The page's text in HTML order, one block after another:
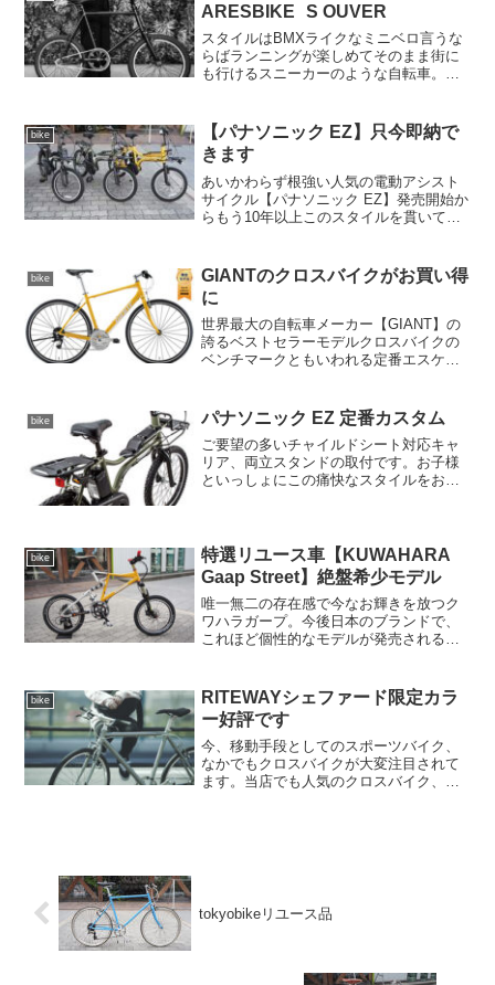
ARESBIKE S OUVER
スタイルはBMXライクなミニベロ言うな
らばランニングが楽しめてそのまま街に
も行けるスニーカーのような自転車。
ちゃ軽いです。ARES BIKE S OUVER早
速...
bike
【パナソニック EZ】只今即納で
きます
あいかわらず根強い人気の電動アシスト
サイクル【パナソニック EZ】発売開始か
らもう10年以上このスタイルを貫いてま
の良さ。普通に乗るだけでワクワクして
くるこんな自転車...
bike
GIANTのクロスバイクがお買い得
に
世界最大の自転車メーカー【GIANT】の
誇るベストセラーモデルクロスバイクの
ベンチマークともいわれる定番エスケー
ンドが付くだけだなく、お値段も戦略的
にかなり抑えられてい...
bike パナソニック EZ 定番カスタム
ご要望の多いチャイルドシート対応キャ
リア、両立スタンドの取付です。お子様
といっしょにこの痛快なスタイルをお楽
客様を少しでも応援できれ...
bike
特選リユース車【KUWAHARA
Gaap Street】絶盤希少モデル
唯一無二の存在感で今なお輝きを放つク
ワハラガープ。今後日本のブランドで、
これほど個性的なモデルが発売される事
築いた名車です。買取にて頂戴した
【KUWAHARA Gaap...
bike
RITEWAYシェファード限定カラ
ー好評です
今、移動手段としてのスポーツバイク、
なかでもクロスバイクが大変注目されて
ます。当店でも人気のクロスバイク、
tokyobikeリユース品